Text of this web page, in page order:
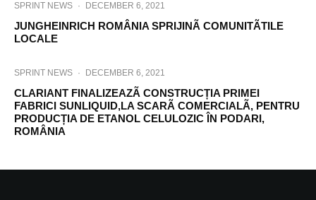
SPRINT NEWS · DECEMBER 6, 2021
JUNGHEINRICH ROMÂNIA SPRIJINÃ COMUNITÃTILE
LOCALE
SPRINT NEWS · DECEMBER 6, 2021
CLARIANT FINALIZEAZÃ CONSTRUCȚIA PRIMEI
FABRICI SUNLIQUID,LA SCARÃ COMERCIALÃ, PENTRU
PRODUCȚIA DE ETANOL CELULOZIC ÎN PODARI,
ROMÂNIA